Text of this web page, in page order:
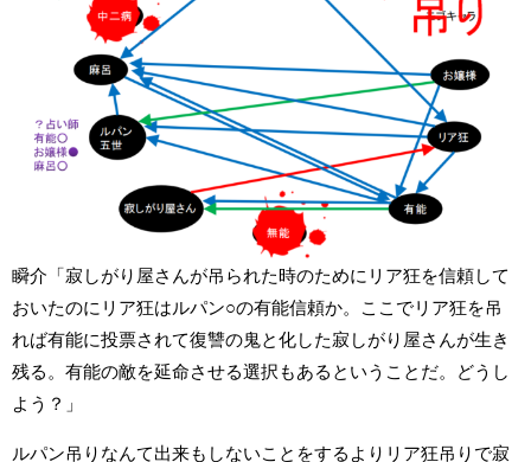
瞬介「寂しがり屋さんが吊られた時のためにリア狂を信頼して
おいたのにリア狂はルパン○の有能信頼か。ここでリア狂を吊
れば有能に投票されて復讐の鬼と化した寂しがり屋さんが生き
残る。有能の敵を延命させる選択もあるということだ。どうし
よう？」
ルパン吊りなんて出来もしないことをするよりリア狂吊りで寂